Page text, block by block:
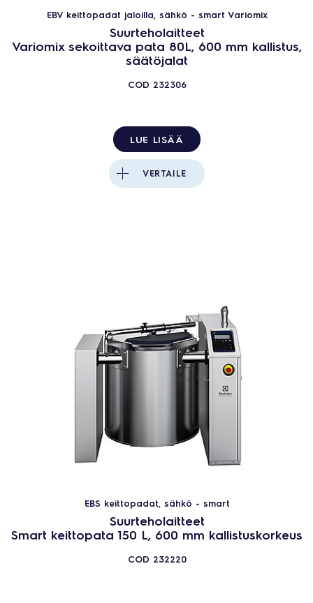
EBV keittopadat jaloilla, sähkö - smart Variomix
Suurteholaitteet
Variomix sekoittava pata 80L, 600 mm kallistus,
säätöjalat
COD 232306
LUE LISÄÄ
VERTAILE
EBS keittopadat, sähkö - smart
Suurteholaitteet
Smart keittopata 150 L, 600 mm kallistuskorkeus
COD 232220